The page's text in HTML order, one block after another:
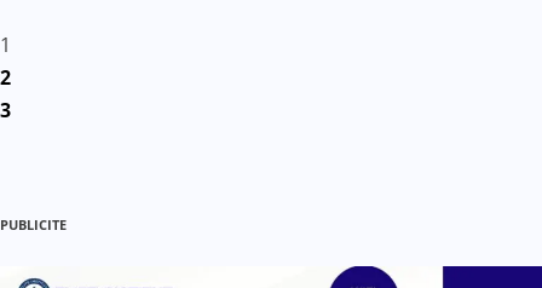
Pagination
des
1
2
3
PUBLICITE